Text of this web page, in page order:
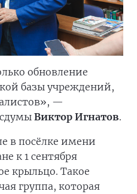
обновление
базы учреждений,
—
Виктор Игнатов.
в посёлке имени
к 1 сентября
крыльцо. Такое
группа, которая